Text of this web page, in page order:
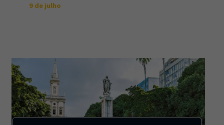
9 de julho